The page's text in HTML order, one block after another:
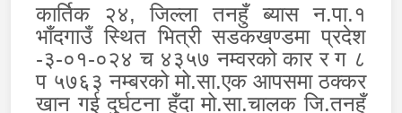
कार्तिक २४, जिल्ला तनहुँ ब्यास न.पा.१
भाँदगाउँ स्थित भित्री सडकखण्डमा प्रदेश
-३-०१-०२४ च ४३५७ नम्वरको कार र ग ८
प ५७६३ नम्बरको मो.सा.एक आपसमा ठक्कर
खान गई दुर्घटना हुँदा मो.सा.चालक जि.तनहुँ